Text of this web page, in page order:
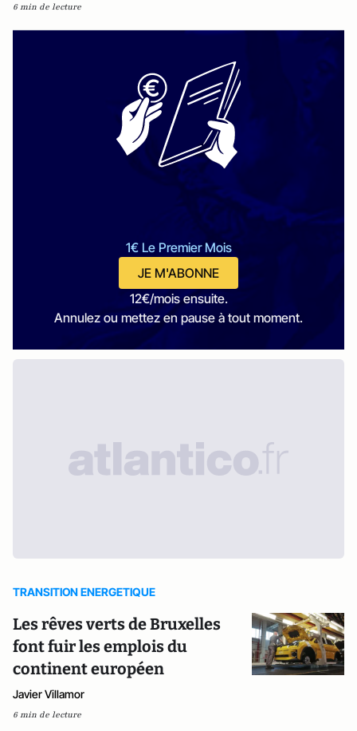
6 min de lecture
1€ Le Premier Mois
JE M'ABONNE
12€/mois ensuite.
Annulez ou mettez en pause à tout moment.
TRANSITION ENERGETIQUE
Les rêves verts de Bruxelles
font fuir les emplois du
continent européen
Javier Villamor
6 min de lecture